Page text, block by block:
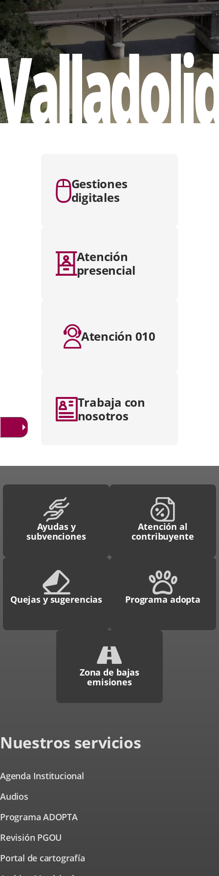
Gestiones
digitales
Atención
presencial
Atención 010
Trabaja con
nosotros
Ayudas y
subvenciones
Atención al
contribuyente
Quejas y sugerencias Programa adopta
Zona de bajas
emisiones
Nuestros servicios
Agenda Institucional
Audios
Programa ADOPTA
Revisión PGOU
Portal de cartografíaEnlace